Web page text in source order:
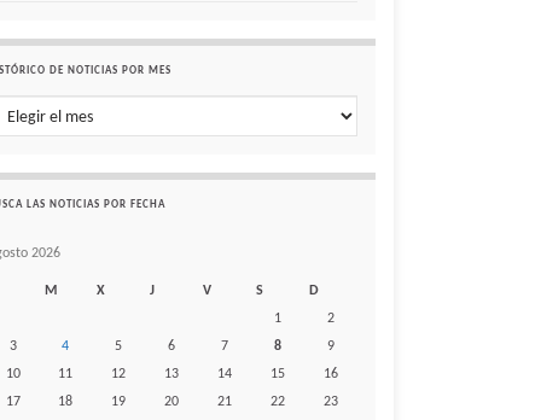
DE NOTICIAS POR MES
de noticias por mes
LAS NOTICIAS POR FECHA
2026
M X J V S
D
1
2
3
4 5 6 7 8
9
10
11 12 13 14 15
16
17
18 19 20 21 22
23